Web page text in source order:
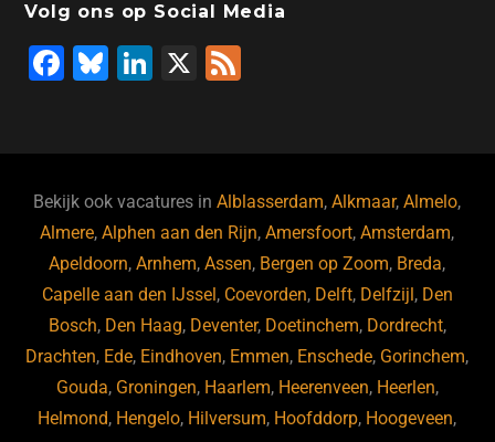
Volg ons op Social Media
F
b
o
o
k
Bl
ky
Li
dI
n
X
Bekijk ook vacatures inAlblasserdam,Alkmaar,Almelo,
Almere,Alphen aan den Rijn,Amersfoort,Amsterdam,
Apeldoorn,Arnhem,Assen, Bergen op Zoom, Breda,
Capelle aan den IJssel, Coevorden, Delft, Delfzijl, Den
Bosch, Den Haag, Deventer, Doetinchem, Dordrecht,
Drachten, Ede, Eindhoven, Emmen, Enschede, Gorinchem,
Gouda, Groningen, Haarlem, Heerenveen, Heerlen,
Helmond, Hengelo, Hilversum, Hoofddorp, Hoogeveen,